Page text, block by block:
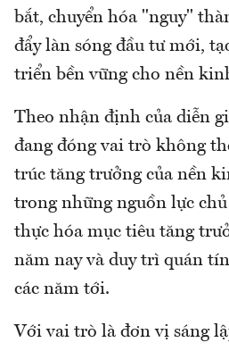
bắt, chuyển hóa "nguy"
đẩy làn sóng đầu tư mới,
triển bền vững cho nền
Theo nhận định của diễn
đang đóng vai trò không
trúc tăng trưởng của nền
trong những nguồn lực
thực hóa mục tiêu tăng
năm nay và duy trì quán
các năm tới.​
Với vai trò là đơn vị sáng